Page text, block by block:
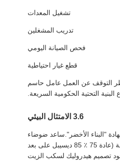
تشغيل المعدات
تدريب المشغلين
فحص الصيانة اليومي
قطع غيار احتياطية
التوقف عن العمل عامل حاسم
التحتية الحكومية السريعة.
3.6 الامتثال البيئي
"البناء الأخضر".ساعد ضوضاء
سائق VIBRA المنخفضة (عادة 75 ٪ 85 ديسيبل على بعد
تصميم هيدروليك لسكب الزيت